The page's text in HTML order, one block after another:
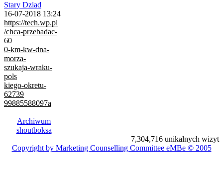
Stary Dziad
16-07-2018 13:24
https://tech.wp.pl
/chca-przebadac-
60
0-km-kw-dna-
morza-
szukaja-wraku-
pols
kiego-okretu-
62739
99885588097a
Archiwum
shoutboksa
7,304,716 unikalnych wizyt
Copyright by Marketing Counselling Committee eMBe © 2005